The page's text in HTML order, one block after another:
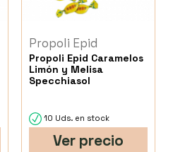
Propoli Epid
Propoli Epid Caramelos
Limón y Melisa
Specchiasol
10 Uds. en stock
Ver precio